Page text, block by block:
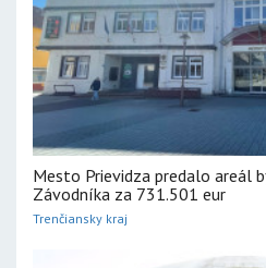
Mesto Prievidza predalo areál
Závodníka za 731.501 eur
Trenčiansky kraj